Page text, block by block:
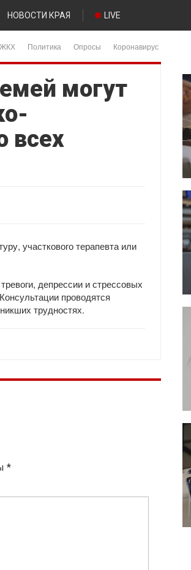
НОВОСТИ КРАЯ LIVE
ЖКХ Политика Опросы Коронавирус
могут
всех
участкового терапевта или
депрессии и стрессовых
проводятся
трудностях.
*